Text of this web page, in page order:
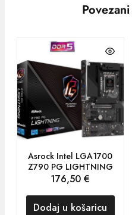
Asrock Intel LGA1700
Z790 PG LIGHTNING
176,50€
Dodaj u košaricu